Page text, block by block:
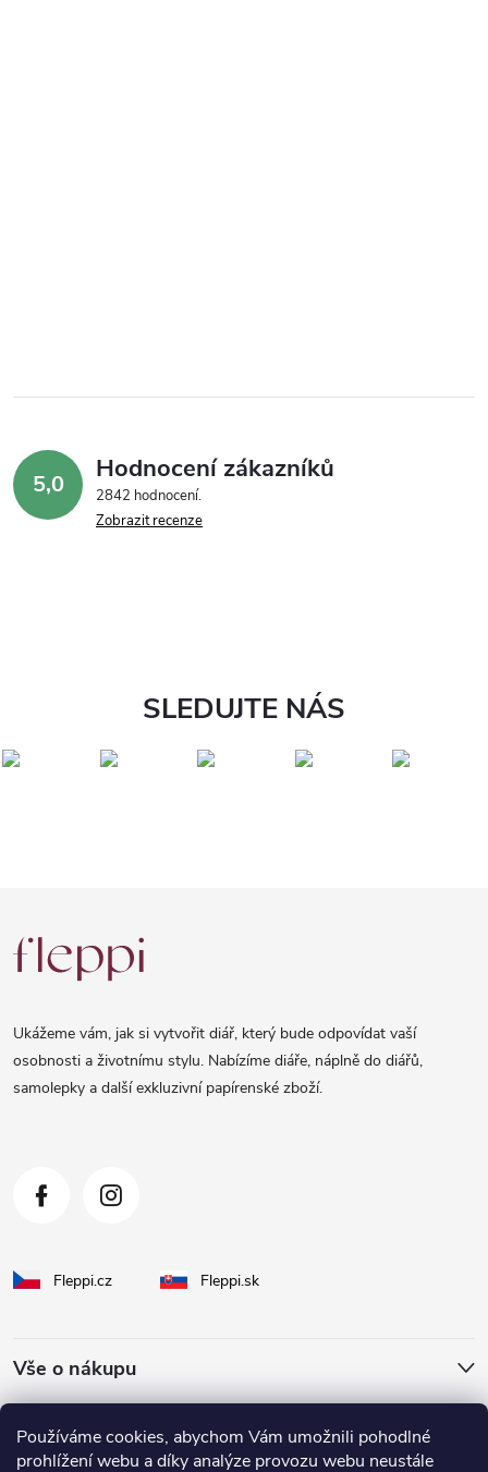
Používáme cookies, abychom Vám umožnili pohodlné
prohlížení webu a díky analýze provozu webu neustále
5,0 Hodnocení zákazníků
2842 hodnocení
Zobrazit recenze
SLEDUJTE NÁS
á
Ukážeme vám, jak si vytvořit diář, který bude odpovídat vaší
osobnosti a životnímu stylu. Nabízíme diáře, náplně do diářů,
samolepky a další exkluzivní papírenské zboží.
Fleppi.cz Fleppi.sk
Vše o nákupu
O Fleppi